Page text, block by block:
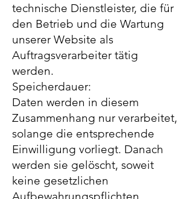
technische Dienstleister, die für
den Betrieb und die Wartung
unserer Website als
Auftragsverarbeiter tätig
werden.
Speicherdauer:
Daten werden in diesem
Zusammenhang nur verarbeitet,
solange die entsprechende
Einwilligung vorliegt. Danach
werden sie gelöscht, soweit
keine gesetzlichen